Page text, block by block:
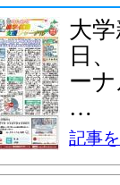
大
日
ー
…
記事